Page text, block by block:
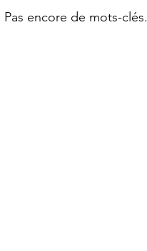
Pas encore de mots-clés.